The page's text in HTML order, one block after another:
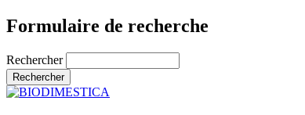
Formulaire de recherche
Rechercher